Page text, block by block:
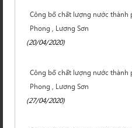
Công bố chất lượng nước thành
Phong , Lương Sơn
(20/04/2020)
Công bố chất lượng nước thành
Phong , Lương Sơn
(27/04/2020)